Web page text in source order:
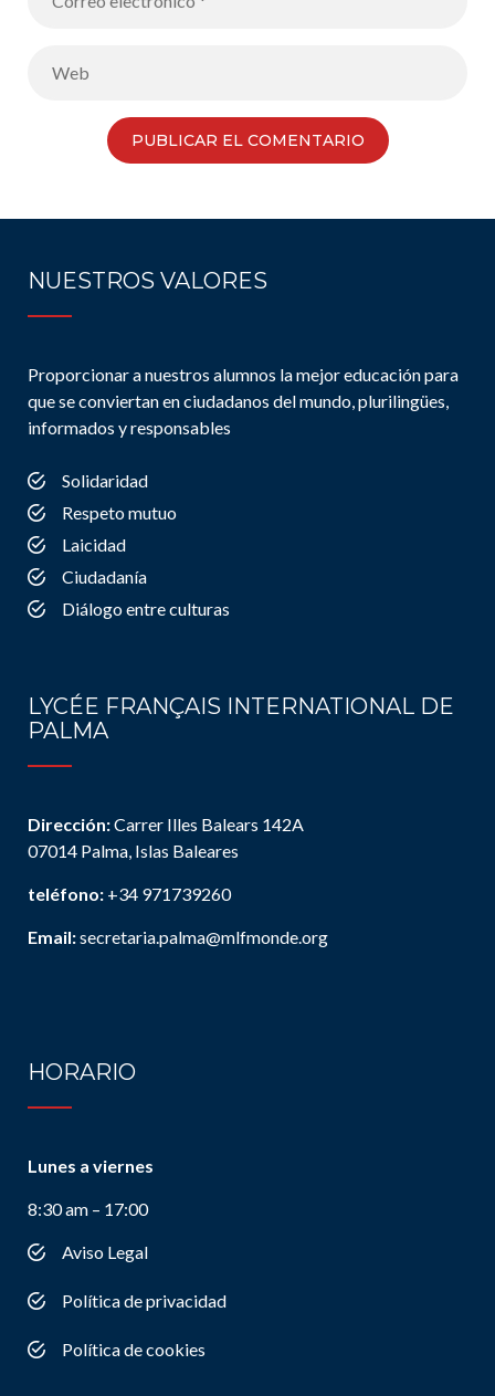
NUESTROS VALORES
Proporcionar a nuestros alumnos la mejor educación para
que se conviertan en ciudadanos del mundo, plurilingües,
informados y responsables
Solidaridad
Respeto mutuo
Laicidad
Ciudadanía
Diálogo entre culturas
LYCÉE FRANÇAIS INTERNATIONAL DE
PALMA
Dirección:Carrer Illes Balears 142A
07014 Palma, Islas Baleares
teléfono: +34 971739260
Email:secretaria.palma@mlfmonde.org
HORARIO
Lunes a viernes
8:30 am – 17:00
Aviso Legal
Política de privacidad
Política de cookies